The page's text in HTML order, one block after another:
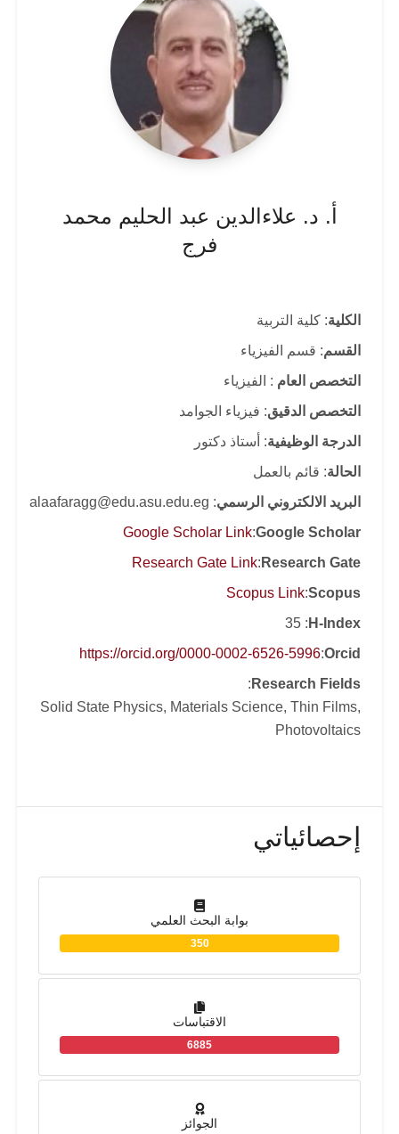
أ. د. علاءالدين عبد الحليم محمد
فرج
الكلية: كلية التربية
القسم: قسم الفيزياء
التخصص العام : الفيزياء
التخصص الدقيق: فيزياء الجوامد
الدرجة الوظيفية: أستاذ دكتور
الحالة: قائم بالعمل
البريد الالكتروني الرسمي: alaafaragg@edu.asu.edu.eg
Google Scholar
:
Google Scholar Link
Research Gate
:
Research Gate Link
Scopus
:
Scopus Link
H-Index
: 35
Orcid
:
https://orcid.org/0000-0002-6526-5996
Research Fields
:
Solid State Physics, Materials Science, Thin Films,
Photovoltaics
إحصائياتي
بوابة البحث العلمي
350
الاقتباسات
6885
الجوائز